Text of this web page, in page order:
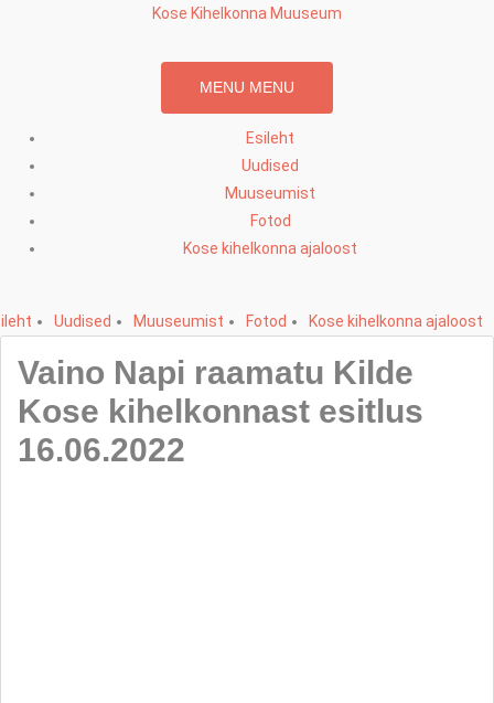
Skip
content
Kose Kihelkonna Muuseum
MENU MENU
Esileht
Uudised
Muuseumist
Fotod
Kose kihelkonna ajaloost
Uudised Muuseumist Fotod Kose kihelkonna ajaloost
Vaino Napi raamatu Kilde
Kose kihelkonnast esitlus
16.06.2022